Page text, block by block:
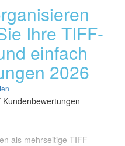
Ihre TIFF-
einfach
2026
als mehrseitige TIFF-